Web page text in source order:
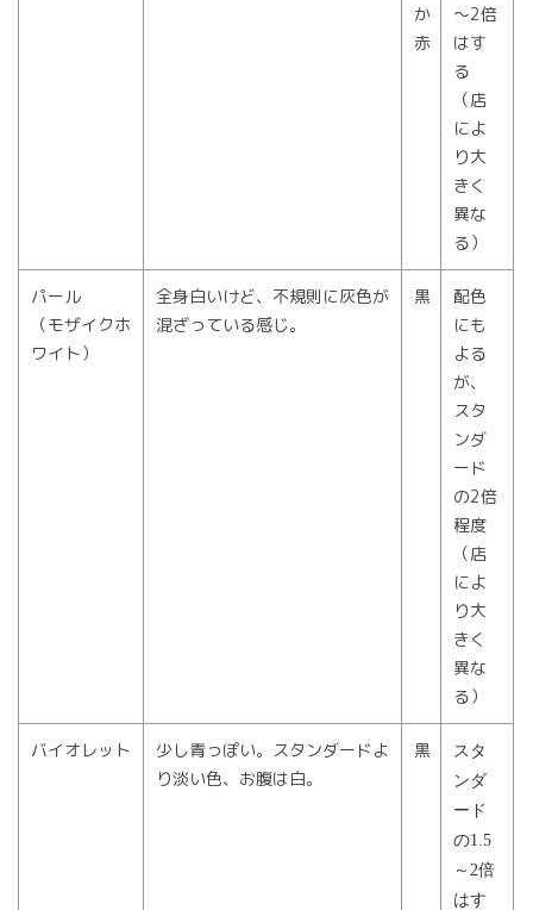
か
赤
～2倍
はす
る
（店
によ
り大
きく
異な
る）
パール
（モザイクホ
ワイト）
全身白いけど、不規則に灰色が
混ざっている感じ。
黒
配色
にも
よる
が、
スタ
ンダ
ード
の2倍
程度
（店
によ
り大
きく
異な
る）
バイオレット
少し青っぽい。スタンダードよ
り淡い色、お腹は白。
黒
スタ
ンダ
ード
の1.5
～2倍
はす